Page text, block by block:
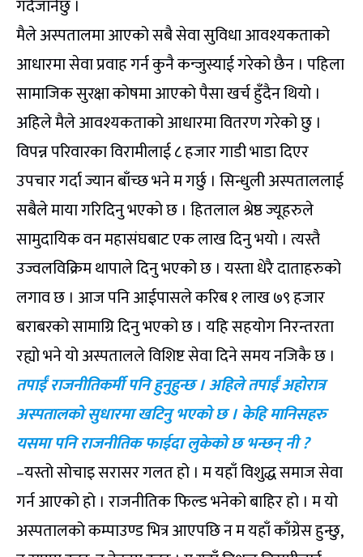
गर्दैजानेछु ।
मैले अस्पतालमा आएको सबै सेवा सुविधा आवश्यकताको
आधारमा सेवा प्रवाह गर्न कुनै कन्जुस्याई गरेको छैन । पहिला
सामाजिक सुरक्षा कोषमा आएको पैसा खर्च हुँदैन थियो ।
अहिले मैले आवश्यकताको आधारमा वितरण गरेको छु ।
विपन्न परिवारका विरामीलाई ८ हजार गाडी भाडा दिएर
उपचार गर्दा ज्यान बाँच्छ भने म गर्छु । सिन्धुली अस्पताललाई
सबैले माया गरिदिनु भएको छ । हितलाल श्रेष्ठ ज्यूहरुले
सामुदायिक वन महासंघबाट एक लाख दिनु भयो । त्यस्तै
उज्वलविक्रिम थापाले दिनु भएको छ । यस्ता धेरै दाताहरुको
लगाव छ । आज पनि आईपासले करिब १ लाख ७९ हजार
बराबरको सामाग्रि दिनु भएको छ । यहि सहयोग निरन्तरता
रह्यो भने यो अस्पतालले विशिष्ट सेवा दिने समय नजिकै छ ।
तपाईं राजनीतिकर्मी पनि हुनुहुन्छ । अहिले तपाईं अहोरात्र
अस्पतालको सुधारमा खटिनु भएको छ । केहि मानिसहरु
यसमा पनि राजनीतिक फाईदा लुकेको छ भन्छन् नी ?
–यस्तो सोचाइ सरासर गलत हो । म यहाँ विशुद्ध समाज सेवा
गर्न आएको हो । राजनीतिक फिल्ड भनेको बाहिर हो । म यो
अस्पतालको कम्पाउण्ड भित्र आएपछि न म यहाँ काँग्रेस हुन्छु,